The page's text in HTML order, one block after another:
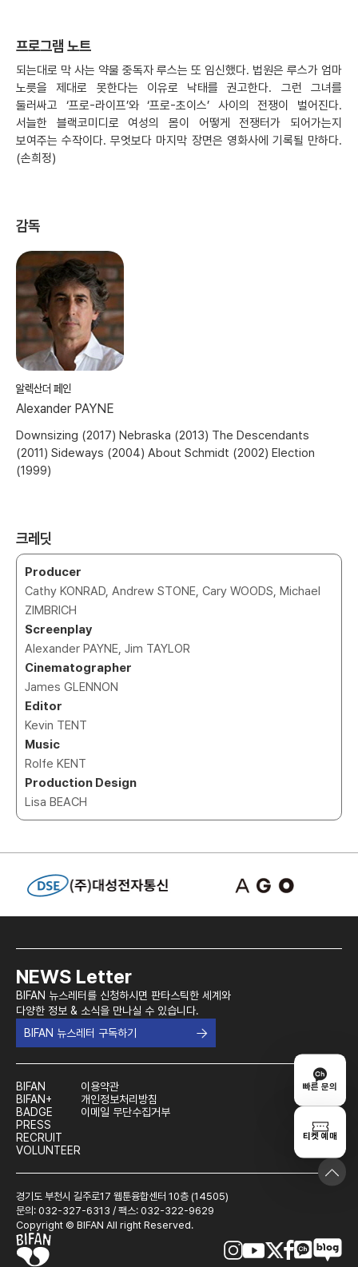
빠른 문의
티켓 예매
프로그램 노트
되는대로 막 사는 약물 중독자 루스는 또 임신했다. 법원은 루스가 엄마
노릇을 제대로 못한다는 이유로 낙태를 권고한다. 그런 그녀를
둘러싸고 ‘프로-라이프’와 ‘프로-초이스’ 사이의 전쟁이 벌어진다.
서늘한 블랙코미디로 여성의 몸이 어떻게 전쟁터가 되어가는지
보여주는 수작이다. 무엇보다 마지막 장면은 영화사에 기록될 만하다.
(손희정)
감독
알렉산더 페인
Alexander PAYNE
Downsizing (2017) Nebraska (2013) The Descendants
(2011) Sideways (2004) About Schmidt (2002) Election
(1999)
크레딧
Producer
Cathy KONRAD, Andrew STONE, Cary WOODS, Michael
ZIMBRICH
Screenplay
Alexander PAYNE, Jim TAYLOR
Cinematographer
James GLENNON
Editor
Kevin TENT
Music
Rolfe KENT
Production Design
Lisa BEACH
NEWS Letter
BIFAN 뉴스레터를 신청하시면 판타스틱한 세계와
다양한 정보 & 소식을 만나실 수 있습니다.
BIFAN 뉴스레터 구독하기
BIFAN
BIFAN+
BADGE
PRESS
RECRUIT
VOLUNTEER
이용약관
개인정보처리방침
이메일 무단수집거부
경기도 부천시 길주로17 웹툰융합센터 10층 (14505)
문의: 032-327-6313 / 팩스: 032-322-9629
Copyright © BIFAN All right Reserved.